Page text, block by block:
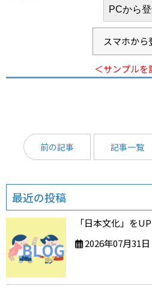
スマホから
＜サンプルを
前の記事 記事一覧
最近の投稿
「日本文化」を
2026年07月31日